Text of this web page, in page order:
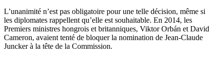
L’unanimité n’est pas obligatoire pour une telle décision, même si
les diplomates rappellent qu’elle est souhaitable. En 2014, les
Premiers ministres hongrois et britanniques, Viktor Orbán et David
Cameron, avaient tenté de bloquer la nomination de Jean-Claude
Juncker à la tête de la Commission.